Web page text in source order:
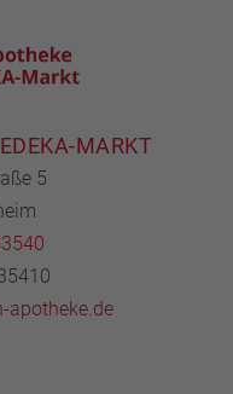
MARKT
5
apotheke.de